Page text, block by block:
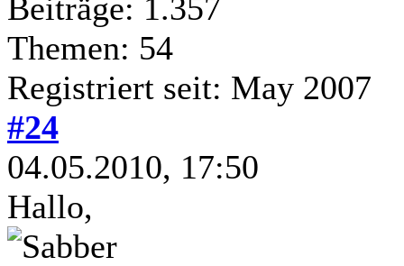
Beiträge: 1.357
Themen: 54
Registriert seit: May 2007
#24
04.05.2010, 17:50
Hallo,